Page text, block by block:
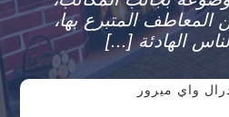
المعاطف المتبرع بها،
الهادئة [...]
واي ميرور